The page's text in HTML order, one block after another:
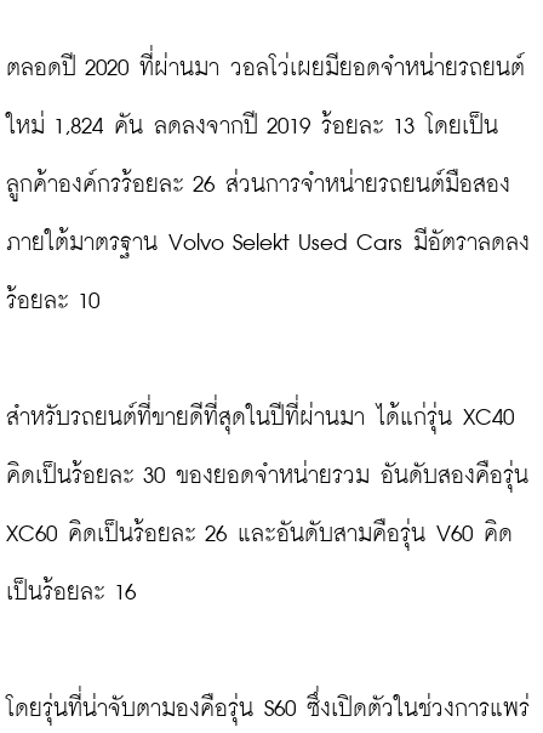
ตลอดปี 2020 ที่ผ่านมา วอลโว่เผยมียอดจำหน่ายรถยนต์
ใหม่ 1,824 คัน ลดลงจากปี 2019 ร้อยละ 13 โดยเป็น
ลูกค้าองค์กรร้อยละ 26 ส่วนการจำหน่ายรถยนต์มือสอง
ภายใต้มาตรฐาน Volvo Selekt Used Cars มีอัตราลดลง
ร้อยละ 10
สำหรับรถยนต์ที่ขายดีที่สุดในปีที่ผ่านมา ได้แก่รุ่น XC40
คิดเป็นร้อยละ 30 ของยอดจำหน่ายรวม อันดับสองคือรุ่น
XC60 คิดเป็นร้อยละ 26 และอันดับสามคือรุ่น V60 คิด
เป็นร้อยละ 16
โดยรุ่นที่น่าจับตามองคือรุ่น S60 ซึ่งเปิดตัวในช่วงการแพร่